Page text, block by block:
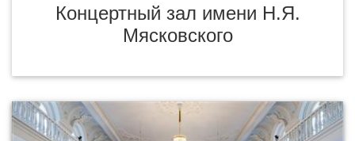
Концертный зал имени Н.Я.
Мясковского